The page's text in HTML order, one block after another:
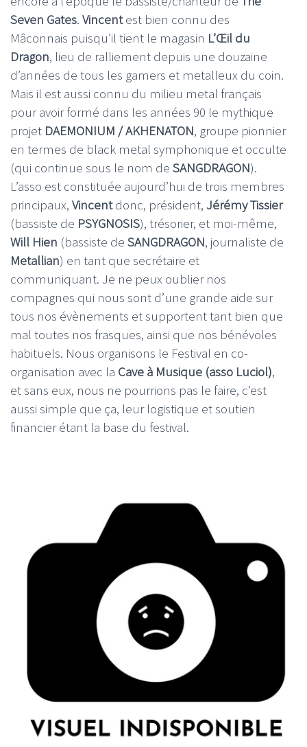
Seven Gates. Vincentest bien connu des
Mâconnais puisqu’il tient le magasin L’Œil du
Dragon, lieu de ralliement depuis une douzaine
d’années de tous les gamers et metalleux du coin.
Mais il est aussi connu du milieu metal français
pour avoir formé dans les années 90 le mythique
projet DAEMONIUM / AKHENATON, groupe pionnier
en termes de black metal symphonique et occulte
(qui continue sous le nom de SANGDRAGON).
L’asso est constituée aujourd’hui de trois membres
principaux, Vincentdonc, président, Jérémy Tissier
(bassiste de PSYGNOSIS), trésorier, et moi-même,
Will Hien (bassiste de SANGDRAGON, journaliste de
Metallian) en tant que secrétaire et
communiquant. Je ne peux oublier nos
compagnes qui nous sont d’une grande aide sur
tous nos évènements et supportent tant bien que
mal toutes nos frasques, ainsi que nos bénévoles
habituels. Nous organisons le Festival en co-
organisation avec la Cave à Musique (asso Luciol),
et sans eux, nous ne pourrions pas le faire, c’est
aussi simple que ça, leur logistique et soutien
financier étant la base du festival.